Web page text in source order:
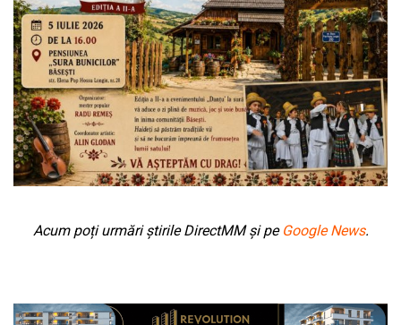
Acum poți urmări știrile DirectMM și pe Google News.